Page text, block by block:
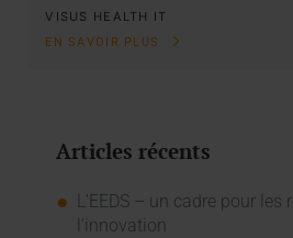
VISUS HEALTH IT
EN SAVOIR PLUS
Articles récents
L’EEDS – un cadre pour les
l’innovation